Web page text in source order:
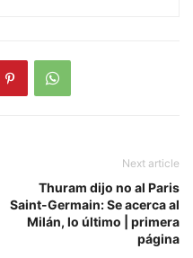
Next article
Thuram dijo no al Paris
Saint-Germain: Se acerca al
Milán, lo último | primera
página